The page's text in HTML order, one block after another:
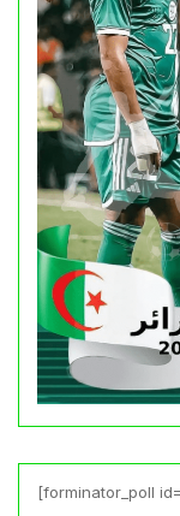
[forminator_poll